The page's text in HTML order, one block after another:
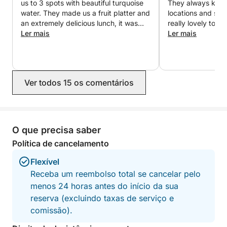
enquanto observa a atmosfera tranquila da noite se
desenrolar. O cruzeiro retorna ao porto às 20h,
oferecendo a maneira perfeita de apreciar o mar ao
Reserve seu cruzeiro em Bodrum hoje mesmo e
desfrute de baías de águas cristalinas, paradas
relaxantes para nadar e momentos inesquecíveis no
us to 3 spots with beautiful turquoise
water. They made us a fruit platter and
an extremely delicious lunch, it was
really amazing. They were both super
would definitely book this again.
Ler mais
They always
locations and
really lovely too!!
experience, I
Ler mais
Ver todos 15 os comentários
O que precisa saber
Política de cancelamento
Flexível
Receba um reembolso total se cancelar pelo
menos 24 horas antes do início da sua
reserva (excluindo taxas de serviço e
comissão).